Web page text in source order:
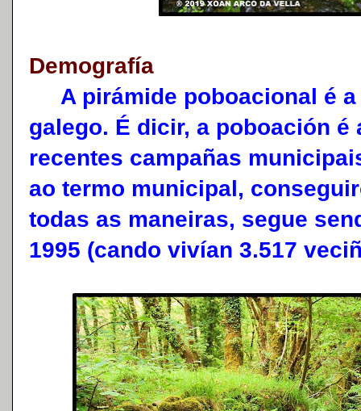
Demografía
A pirámide poboacional é a
galego. É dicir, a poboación é
recentes campañas
ao termo municipal,
todas as maneiras, segue
1995 (cando vivían 3.517